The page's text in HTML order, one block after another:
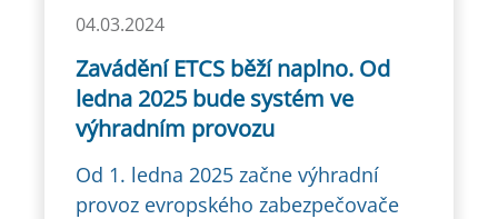
04.03.2024
Zavádění ETCS běží naplno. Od
ledna 2025 bude systém ve
výhradním provozu
Od 1. ledna 2025 začne výhradní
provoz evropského zabezpečovače